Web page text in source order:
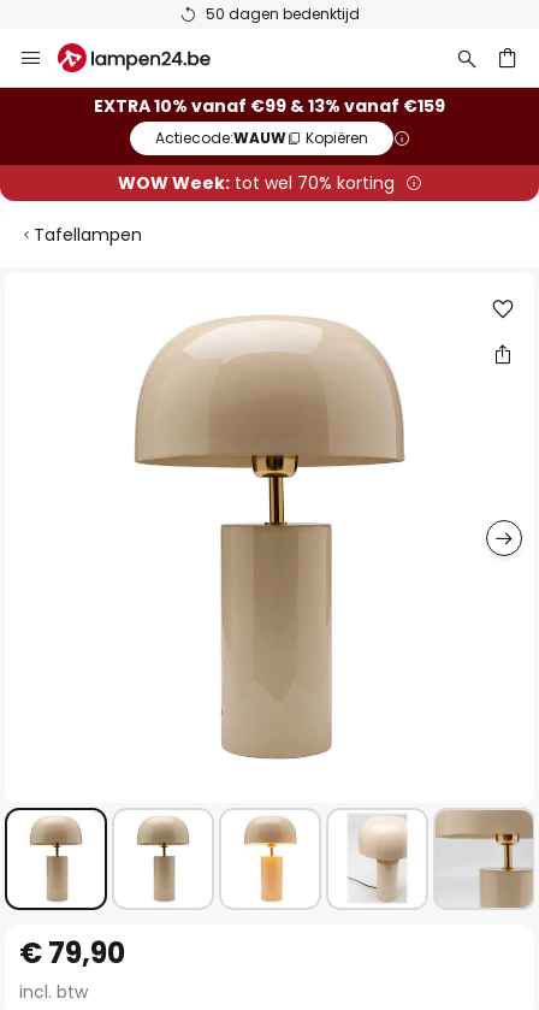
50 dagen bedenktijd
naar
EXTRA 10% vanaf €99 & 13% vanaf €159
Actiecode:WAUW Kopiëren
WOW Week:tot wel 70% korting
Tafellampen
afbeeldingen-
naar
het
€ 79,90
incl. btw